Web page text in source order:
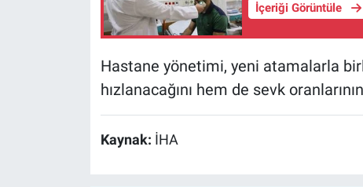
İçeriği Görüntüle
Hastane yönetimi, yeni atamalarla
hızlanacağını hem de sevk
Kaynak: İHA